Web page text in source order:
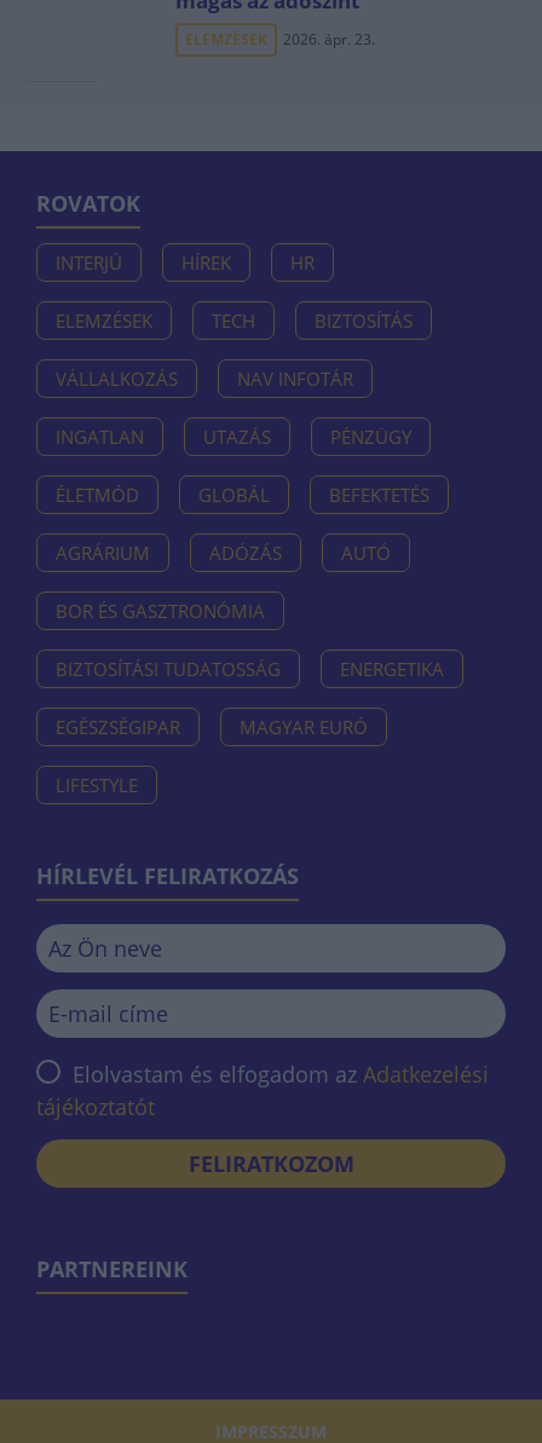
ELEMZÉSEK 2026. ápr. 23.
ROVATOK
INTERJÚ HÍREK HR
ELEMZÉSEK TECH BIZTOSÍTÁS
VÁLLALKOZÁS NAV INFOTÁR
INGATLAN UTAZÁS PÉNZÜGY
ÉLETMÓD GLOBÁL BEFEKTETÉS
AGRÁRIUM ADÓZÁS AUTÓ
BOR ÉS GASZTRONÓMIA
BIZTOSÍTÁSI TUDATOSSÁG ENERGETIKA
EGÉSZSÉGIPAR MAGYAR EURÓ
LIFESTYLE
HÍRLEVÉL FELIRATKOZÁS
Elolvastam és elfogadom az Adatkezelési
tájékoztatót
FELIRATKOZOM
PARTNEREINK
IMPRESSZUM